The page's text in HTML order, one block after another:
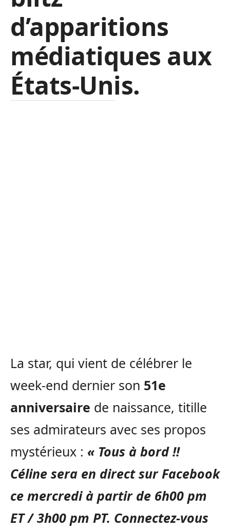
d’apparitions
médiatiques aux
États-Unis.
La star, qui vient de célébrer le
week-end dernier son 51e
anniversaire de naissance, titille
ses admirateurs avec ses propos
mystérieux : « Tous à bord !!
Céline sera en direct sur Facebook
ce mercredi à partir de 6h00 pm
ET / 3h00 pm PT. Connectez-vous